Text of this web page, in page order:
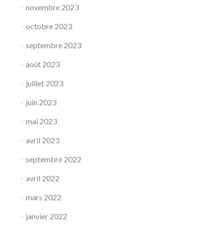
novembre 2023
octobre 2023
septembre 2023
août 2023
juillet 2023
juin 2023
mai 2023
avril 2023
septembre 2022
avril 2022
mars 2022
janvier 2022